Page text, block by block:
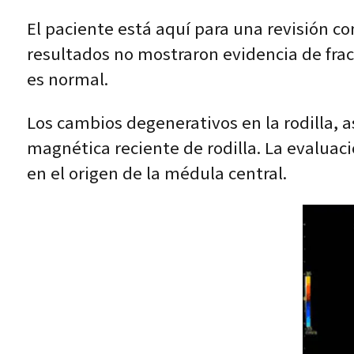
El paciente está aquí para una revisión
resultados no mostraron evidencia de
es normal.
Los cambios degenerativos en la rodilla,
magnética reciente de rodilla. La
en el origen de la médula central.